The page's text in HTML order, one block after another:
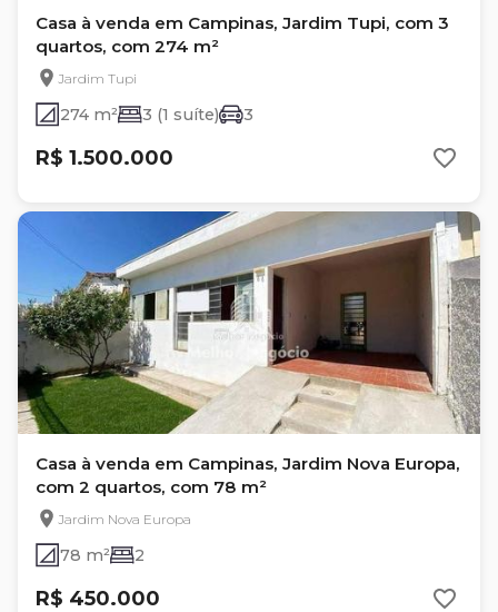
Casa à venda em Campinas, Jardim Tupi, com 3
quartos, com 274 m²
Jardim Tupi
274 m² 3 (1 suíte) 3
R$ 1.500.000
Casa à venda em Campinas, Jardim Nova Europa,
com 2 quartos, com 78 m²
Jardim Nova Europa
78 m² 2
R$ 450.000